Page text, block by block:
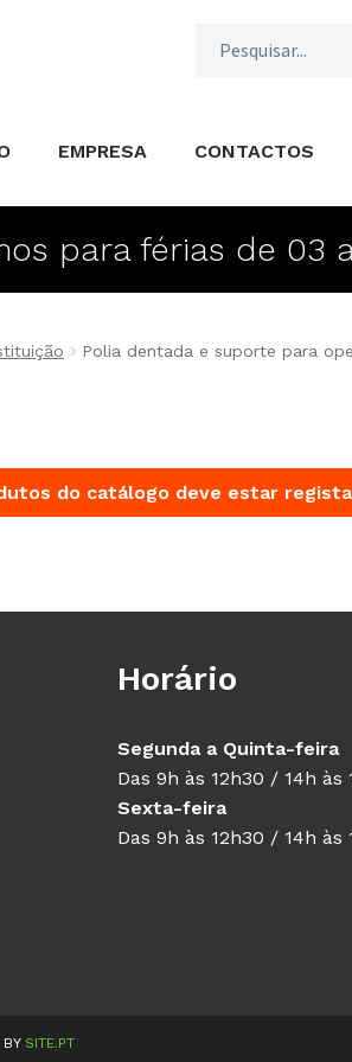
EMPRESA CONTACTOS
para férias de 03
Polia dentada e suporte para
do catálogo deve estar
Horário
Segunda a Quinta-feira
Das 9h às 12h30 / 14h às
Sexta-feira
Das 9h às 12h30 / 14h às
BY SITE.PT